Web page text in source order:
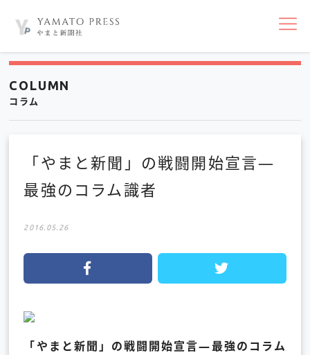
nav
COLUMN
コラム
「やまと新聞」の戦闘開始宣言―
最強のコラム識者
2016.05.26
「やまと新聞」の戦闘開始宣言―最強のコラム